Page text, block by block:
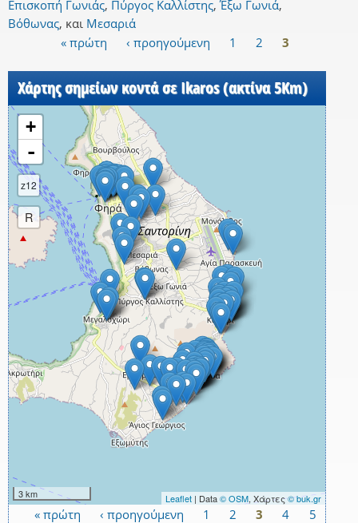
Επισκοπή Γωνιάς, Πύργος Καλλίστης,Έξω Γωνιά,
Βόθωνας, και Μεσαριά
« πρώτη ‹ προηγούμενη 1 2 3
Χάρτης σημείων κοντά σε Ikaros (ακτίνα 5Km)
+
-
z12
R
3 km Leaflet | Data© OSM, Χάρτες© buk.gr
« πρώτη ‹ προηγούμενη 1 2 3 4
5